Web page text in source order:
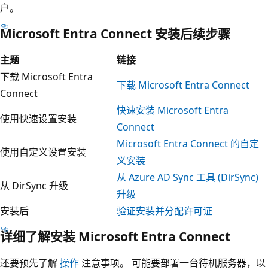
户。
Microsoft Entra Connect 安装后续步骤
主题
链接
下载 Microsoft Entra
Connect
下载 Microsoft Entra Connect
使用快速设置安装
快速安装 Microsoft Entra
Connect
使用自定义设置安装
Microsoft Entra Connect 的自定
义安装
从 DirSync 升级
从 Azure AD Sync 工具 (DirSync)
升级
安装后
验证安装并分配许可证
详细了解安装 Microsoft Entra Connect
还要预先了解操作注意事项。 可能要部署一台待机服务器，以